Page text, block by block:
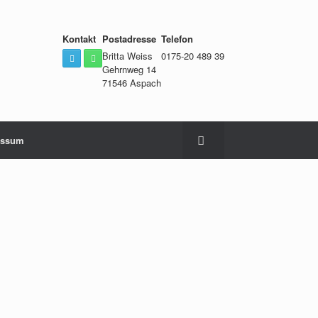
Kontakt Postadresse
Britta Weiss
Gehrnweg 14
71546 Aspach
Telefon
0175-20 489 39